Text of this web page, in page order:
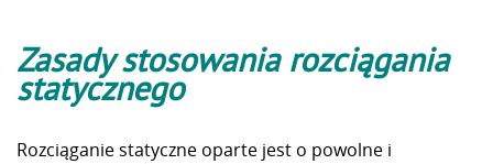
Zasady stosowania rozciągania
statycznego
Rozciąganie statyczne oparte jest o powolne i